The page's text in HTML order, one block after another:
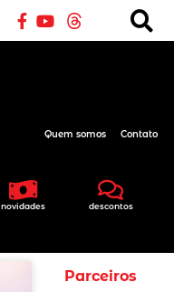
novidades descontos
Quem somos Contato
Parceiros